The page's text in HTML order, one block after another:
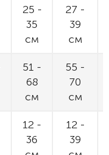
25 -
35
см
27 -
39
см
51 -
68
см
55 -
70
см
12 -
36
12 -
39